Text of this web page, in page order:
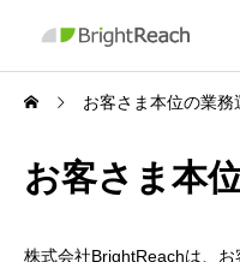
お客さま本位の業務
お客さま本
株式会社BrightReachは、